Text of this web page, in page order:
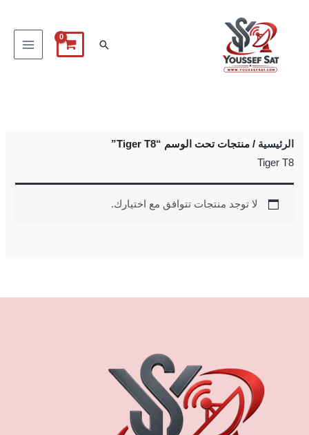
البحث
الرئيسية / منتجات تحت الوسم “Tiger T8”
Tiger T8
لا توجد منتجات تتوافق مع اختيارك.